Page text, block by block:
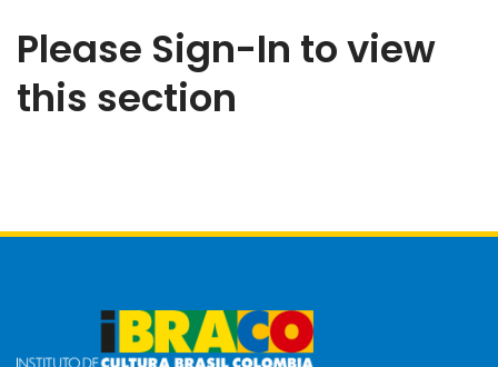
Please Sign-In to view
this section